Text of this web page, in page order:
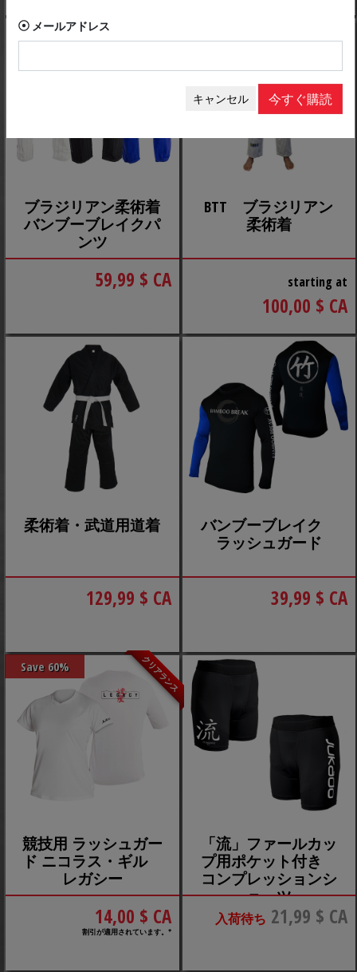
ブラジリアン柔術着
バンブーブレイクパ
ンツ
59,99 $ CA
BTT ブラジリアン
柔術着
starting at
100,00 $ CA
柔術着・武道用道着
129,99 $ CA
バンブーブレイク
ラッシュガード
39,99 $ CA
Save 60% クリアランス
競技用 ラッシュガー
ド ニコラス・ギル
レガシー
14,00 $ CA
割引が適用されています。*
「流」ファールカッ
プ用ポケット付き
コンプレッションシ
ョーツ
入荷待ち 21,99 $ CA
メールアドレス
キャンセル 今すぐ購読